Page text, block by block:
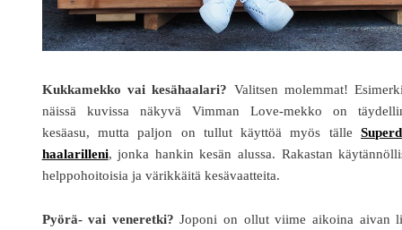
Kukkamekko vai kesähaalari? Valitsen molemmat!
näissä kuvissa näkyvä Vimman Love-mekko on
kesäasu, mutta paljon on tullut käyttöä myös tälle
haalarilleni, jonka hankin kesän alussa. Rakastan
helppohoitoisia ja värikkäitä kesävaatteita.
Pyörä- vai veneretki? Joponi on ollut viime aikoina aivan